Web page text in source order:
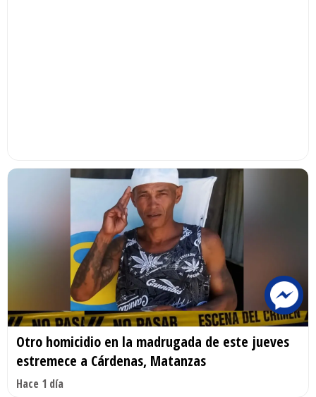
Otro homicidio en la madrugada de este jueves
estremece a Cárdenas, Matanzas
Hace 1 día